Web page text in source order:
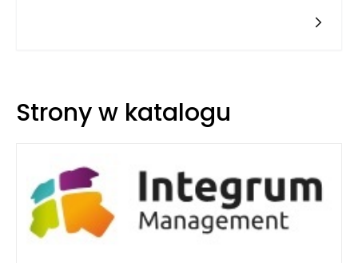
nieodłącznym elementem wielu domów, biur i innych
przestrzeni, gdzie komfort użytkowania idzie w parze z estetyką.
Strony w katalogu